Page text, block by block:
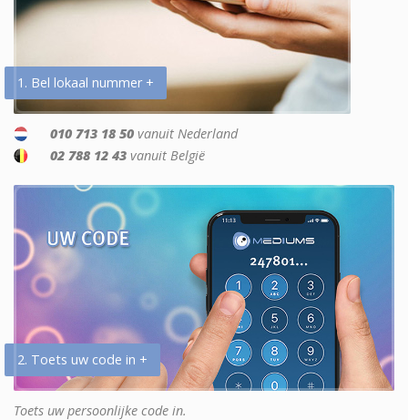
1. Bel lokaal nummer +
010 713 18 50 vanuit Nederland
02 788 12 43 vanuit België
2. Toets uw code in +
Toets uw persoonlijke code in.